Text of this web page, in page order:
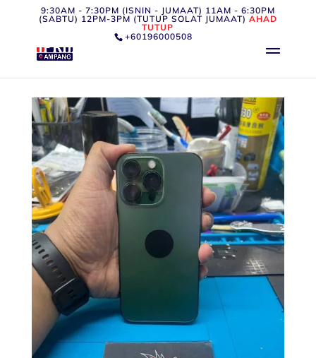
9:30AM - 7:30PM (ISNIN - JUMAAT) 11AM - 6:30PM
(SABTU) 12PM-3PM (TUTUP SOLAT JUMAAT) AHAD
TUTUP
+60196000508